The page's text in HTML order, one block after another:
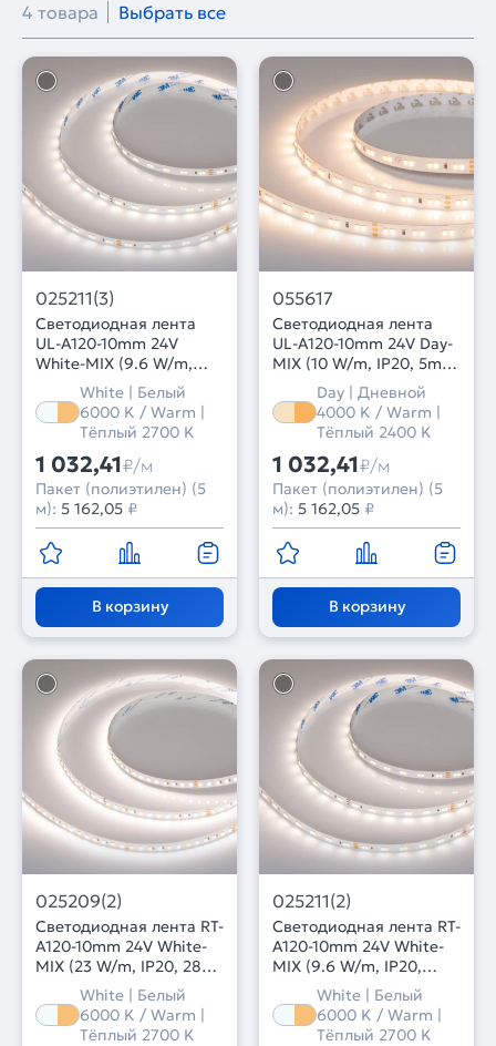
4 товара Выбрать все
025211(3)
Светодиодная лента
UL-A120-10mm 24V
White-MIX (9.6 W/m,
IP20, 5m) (Arlight,
Изменяемая ЦТ)
White | Белый
6000 K / Warm |
Тёплый 2700 K
1 032,41₽/м
Пакет (полиэтилен) (5
м): 5 162,05 ₽
В корзину
055617
Светодиодная лента
UL-A120-10mm 24V Day-
MIX (10 W/m, IP20, 5m)
(Arlight, Изменяемая
ЦТ)
Day | Дневной
4000 K / Warm |
Тёплый 2400 K
1 032,41₽/м
Пакет (полиэтилен) (5
м): 5 162,05 ₽
В корзину
025209(2)
Светодиодная лента RT-
A120-10mm 24V White-
MIX (23 W/m, IP20, 2835,
5m) (Arlight,
Изменяемая ЦТ)
White | Белый
6000 K / Warm |
Тёплый 2700 K
025211(2)
Светодиодная лента RT-
A120-10mm 24V White-
MIX (9.6 W/m, IP20,
3528, 5m) (Arlight,
Изменяемая ЦТ)
White | Белый
6000 K / Warm |
Тёплый 2700 K